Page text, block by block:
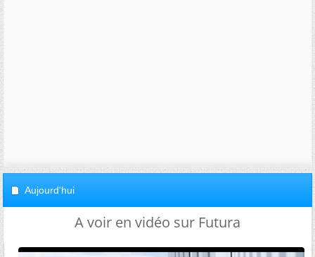
Aujourd'hui
A voir en vidéo sur Futura